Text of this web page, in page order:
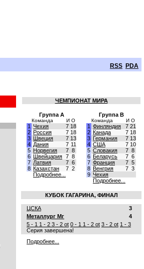
RSS PDA
ЧЕМПИОНАТ МИРА
Группа A
Команда И О
1 Чехия 7 18
2 Россия 7 18
3 Швеция 7 13
4 Дания 7 11
5 Норвегия 7 8
6 Швейцария 7 8
7 Латвия 7 6
8 Казахстан 7 2
Подробнее...
Группа B
Команда И О
1 Финляндия 7 21
2 Канада 7 18
3 Германия 7 13
4 США 7 10
5 Словакия 7 8
6 Беларусь 7 6
7 Франция 7 5
8 Венгрия 7 3
9 Чехия
Подробнее...
КУБОК ГАГАРИНА, ФИНАЛ
ЦСКА
3
Металлург Мг
4
5 - 1 1 - 2 3 - 2 ot 0 - 1 1 - 2 ot 3 - 2 ot 1 - 3
Серия завершена!
Подробнее...